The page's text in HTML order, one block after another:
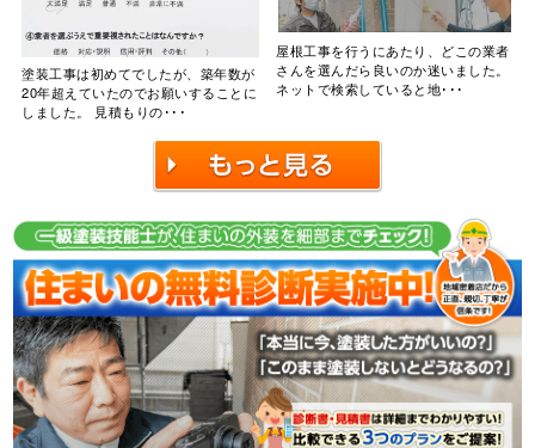
塗装工事は初めてでしたが、築年数が
20年超えていたのでお願いすることに
しました。 見積もりの･･･
屋根工事を行うにあたり、どこの業者
さんを選んだら良いのか迷いました。
ネットで検索していると地･･･